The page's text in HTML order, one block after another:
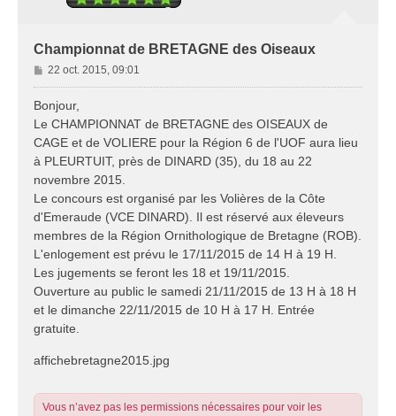
Championnat de BRETAGNE des Oiseaux
M
e
s
g
e
22 oct. 2015, 09:01
Bonjour,
Le CHAMPIONNAT de BRETAGNE des OISEAUX de
CAGE et de VOLIERE pour la Région 6 de l'UOF aura lieu
à PLEURTUIT, près de DINARD (35), du 18 au 22
novembre 2015.
Le concours est organisé par les Volières de la Côte
d'Emeraude (VCE DINARD). Il est réservé aux éleveurs
membres de la Région Ornithologique de Bretagne (ROB).
L'enlogement est prévu le 17/11/2015 de 14 H à 19 H.
Les jugements se feront les 18 et 19/11/2015.
Ouverture au public le samedi 21/11/2015 de 13 H à 18 H
et le dimanche 22/11/2015 de 10 H à 17 H. Entrée
gratuite.
affichebretagne2015.jpg
Vous n’avez pas les permissions nécessaires pour voir les